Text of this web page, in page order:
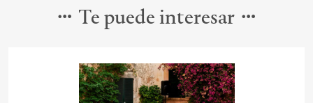
Te puede interesar